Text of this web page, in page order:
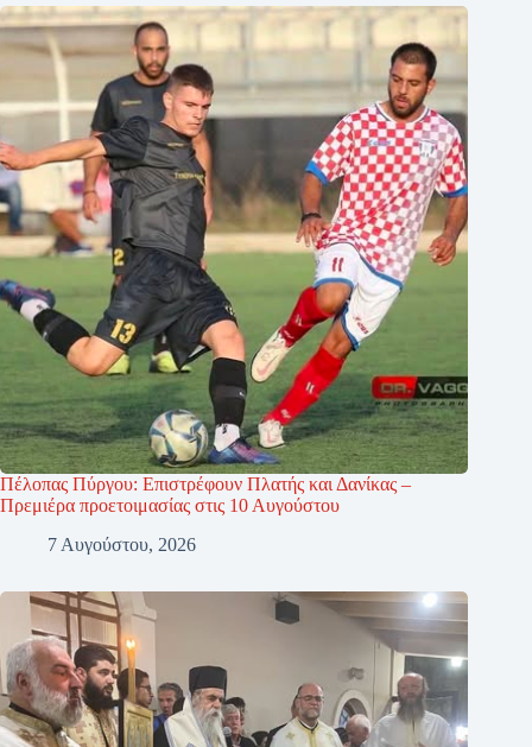
Πέλοπας Πύργου: Επιστρέφουν Πλατής και Δανίκας –
Πρεμιέρα προετοιμασίας στις 10 Αυγούστου
7 Αυγούστου, 2026